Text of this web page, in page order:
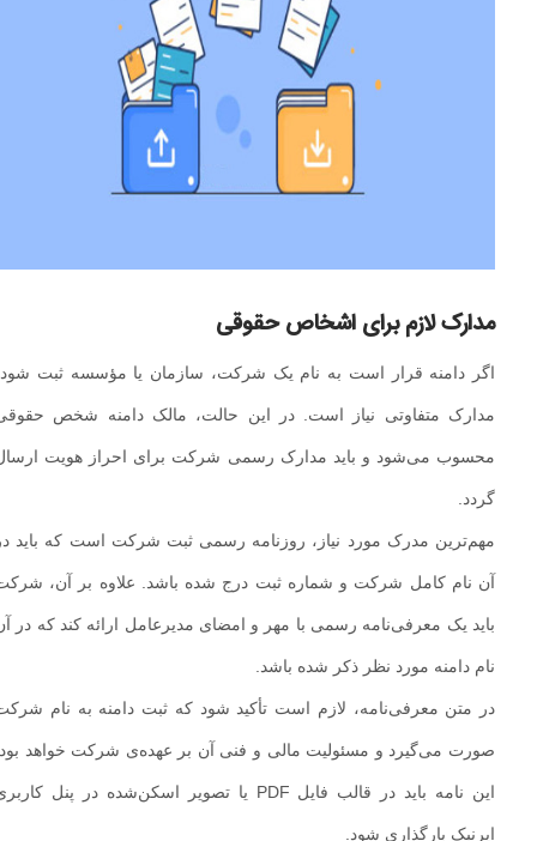
مدارک لازم برای اشخاص حقوقی
اگر دامنه قرار است به نام یک شرکت، سازمان یا مؤسسه ثبت شود،
مدارک متفاوتی نیاز است. در این حالت، مالک دامنه شخص حقوقی
محسوب می‌شود و باید مدارک رسمی شرکت برای احراز هویت ارسال
گردد.
مهم‌ترین مدرک مورد نیاز، روزنامه رسمی ثبت شرکت است که باید در
آن نام کامل شرکت و شماره ثبت درج شده باشد. علاوه بر آن، شرکت
باید یک معرفی‌نامه رسمی با مهر و امضای مدیرعامل ارائه کند که در آن
نام دامنه مورد نظر ذکر شده باشد.
در متن معرفی‌نامه، لازم است تأکید شود که ثبت دامنه به نام شرکت
صورت می‌گیرد و مسئولیت مالی و فنی آن بر عهده‌ی شرکت خواهد بود.
این نامه باید در قالب فایل PDF یا تصویر اسکن‌شده در پنل کاربری
ایرنیک بارگذاری شود.